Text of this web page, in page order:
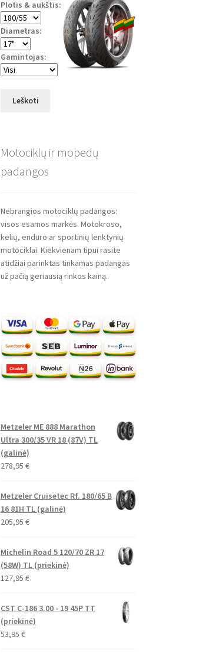
Plotis & aukštis:
Diametras:
Gamintojas:
Leškoti
Motociklų ir mopedų
padangos
Nebrangios motociklų padangos:
visos esamos markės. Motokroso,
kelių, enduro ar sportinių lenktynių
motociklai. Kiekvienam tipui rasite
atidžiai parinktas tinkamas padangas
už pačią geriausią rinkos kainą.
Metzeler ME 888 Marathon
Ultra 300/35 VR 18 (87V) TL
(galinė)
278,95 €
Metzeler Cruisetec Rf. 180/65 B
16 81H TL (galinė)
205,95 €
Michelin Road 5 120/70 ZR 17
(58W) TL (priekinė)
127,95 €
CST C-186 3.00 - 19 45P TT
(priekinė)
53,95 €